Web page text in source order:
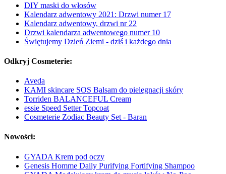
DIY maski do włosów
Kalendarz adwentowy 2021: Drzwi numer 17
Kalendarz adwentowy, drzwi nr 22
Drzwi kalendarza adwentowego numer 10
Świętujemy Dzień Ziemi - dziś i każdego dnia
Odkryj Cosmeterie:
Aveda
KAMI skincare SOS Balsam do pielęgnacji skóry
Torriden BALANCEFUL Cream
essie Speed Setter Topcoat
Cosmeterie Zodiac Beauty Set - Baran
Nowości:
GYADA Krem pod oczy
Genesis Homme Daily Purifying Fortifying Shampoo